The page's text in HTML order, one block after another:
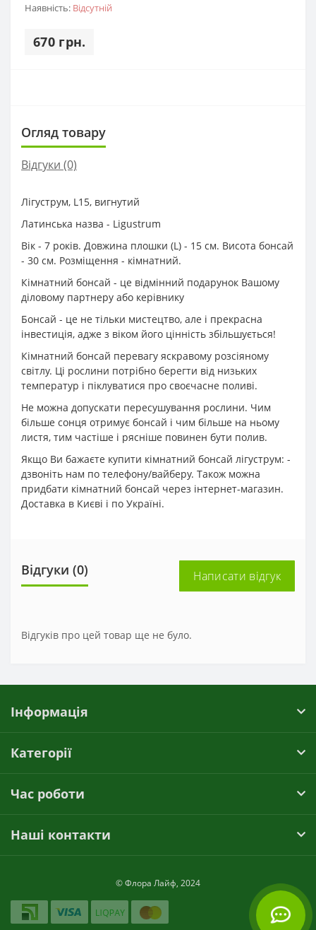
Наявність: Відсутній
670 грн.
Огляд товару
Відгуки (0)
Лігуструм, L15, вигнутий
Латинська назва - Ligustrum
Вік - 7 років. Довжина плошки (L) - 15 см. Висота бонсай
- 30 см. Розміщення - кімнатний.
Кімнатний бонсай - це відмінний подарунок Вашому
діловому партнеру або керівнику
Бонсай - це не тільки мистецтво, але і прекрасна
інвестиція, адже з віком його цінність збільшується!
Кімнатний бонсай перевагу яскравому розсіяному
світлу. Ці рослини потрібно берегти від низьких
температур і піклуватися про своєчасне поливі.
Не можна допускати пересушування рослини. Чим
більше сонця отримує бонсай і чим більше на ньому
листя, тим частіше і рясніше повинен бути полив.
Якщо Ви бажаєте купити кімнатний бонсай лігуструм: -
дзвоніть нам по телефону/вайберу. Також можна
придбати кімнатний бонсай через інтернет-магазин.
Доставка в Києві і по Україні.
Відгуки (0) Написати відгук
Відгуків про цей товар ще не було.
Інформація
Категорії
Час роботи
Наші контакти
© Флора Лайф, 2024